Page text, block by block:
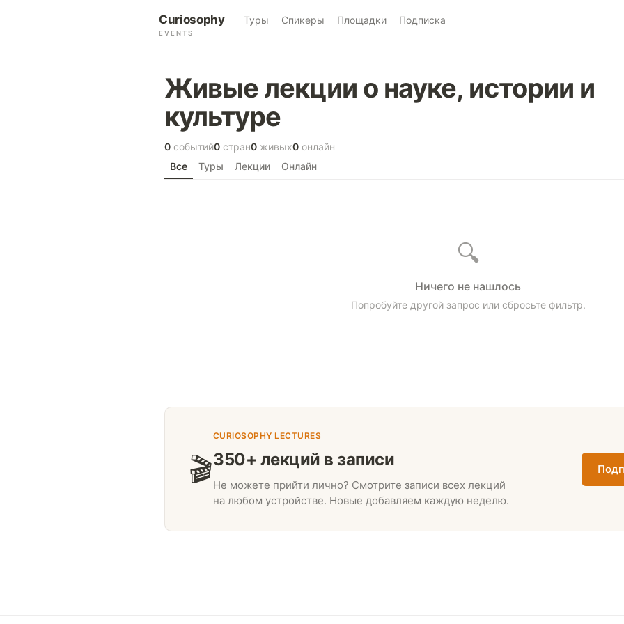
Curiosophy
EVENTS
Туры Спикеры Площадки Подписка
Живые лекции о науке, истории и
культуре
0 событий0 стран0 живых0 онлайн
Все
Туры Лекции Онлайн
🔍
Ничего не нашлось
Попробуйте другой запрос или сбросьте фильтр.
🎬
CURIOSOPHY LECTURES
350+ лекций в записи
Не можете прийти лично? Смотрите записи всех лекций
на любом устройстве. Новые добавляем каждую неделю.